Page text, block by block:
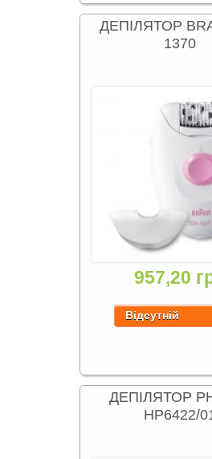
ДЕПІЛЯТОР
1370
957,20
ДЕПІЛЯТОР
HP6422/